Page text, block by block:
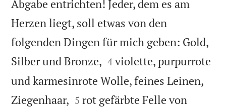
Abgabe entrichten! Jeder, dem es am
Herzen liegt, soll etwas von den
folgenden Dingen für mich geben: Gold,
Silber und Bronze, 

4 violette, purpurrote
und karmesinrote Wolle, feines Leinen,
Ziegenhaar, 

5 rot gefärbte Felle von